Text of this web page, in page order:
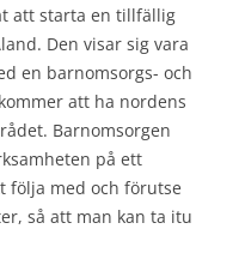
att starta en tillfällig
Den visar sig vara
en barnomsorgs- och
att ha nordens
Barnomsorgen
på ett
följa med och förutse
så att man kan ta itu